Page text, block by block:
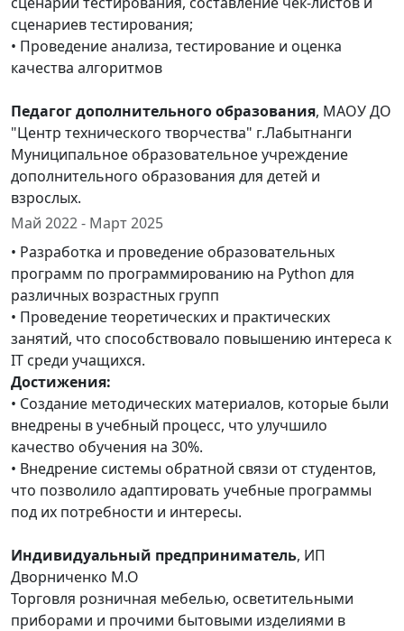
сценариев тестирования;
• Проведение анализа, тестирование и оценка
качества алгоритмов
Педагог дополнительного образования, МАОУ ДО
"Центр технического творчества" г.Лабытнанги
Муниципальное образовательное учреждение
дополнительного образования для детей и
взрослых.
Май 2022 - Март 2025
• Разработка и проведение образовательных
программ по программированию на Python для
различных возрастных групп
• Проведение теоретических и практических
занятий, что способствовало повышению интереса к
IT среди учащихся.
Достижения:
• Создание методических материалов, которые были
внедрены в учебный процесс, что улучшило
качество обучения на 30%.
• Внедрение системы обратной связи от студентов,
что позволило адаптировать учебные программы
под их потребности и интересы.
Индивидуальный предприниматель, ИП
Дворниченко М.О
Торговля розничная мебелью, осветительными
приборами и прочими бытовыми изделиями в